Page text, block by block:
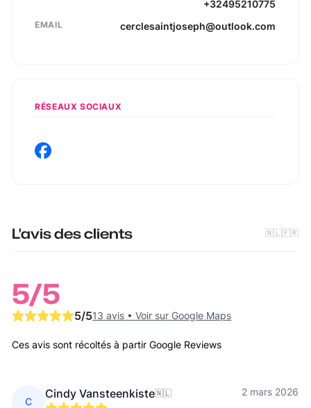
+32495210775
EMAIL cerclesaintjoseph@outlook.com
RÉSEAUX SOCIAUX
L'avis des clients 🇳🇱🇫🇷
5/5
5/513 avis •Voir sur Google Maps
Ces avis sont récoltés à partir Google Reviews
C
Cindy Vansteenkiste🇳🇱 2 mars 2026